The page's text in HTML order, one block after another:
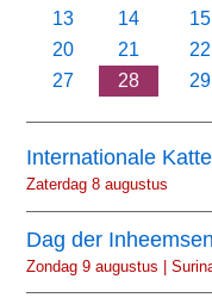
13
14 15
20
21 22
27
28 29
Internationale
Zaterdag 8 augustus
Dag der Inheemsen
Zondag 9 augustus |